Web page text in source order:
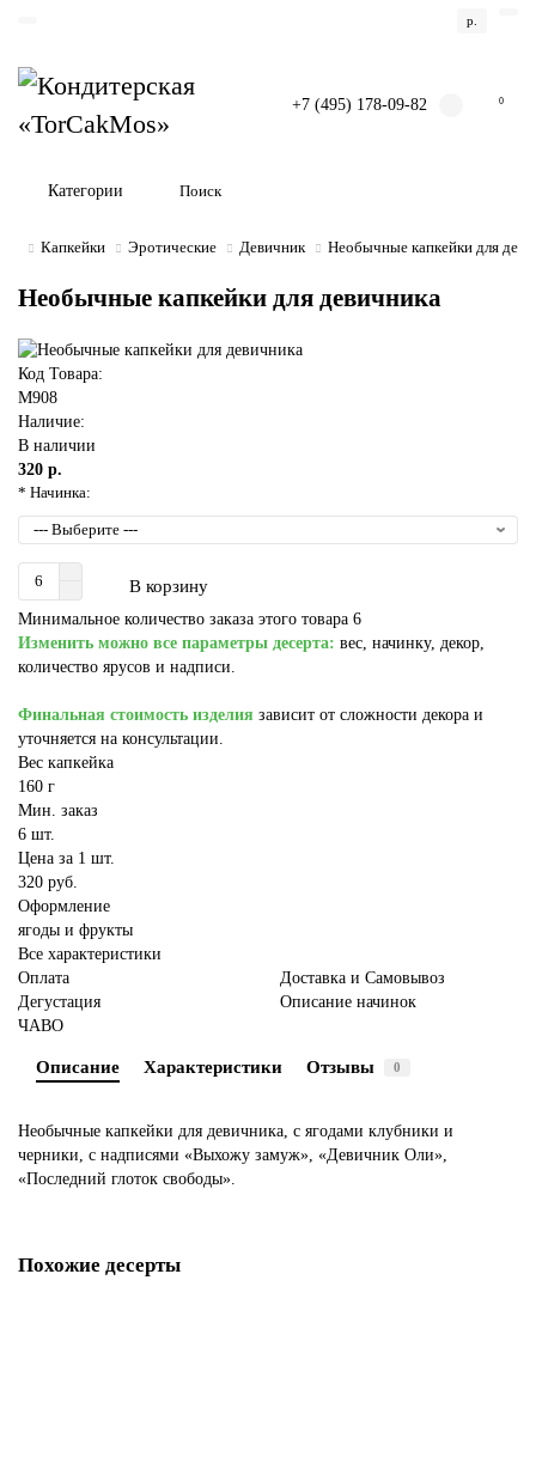
р.
+7 (495) 178-09-82 0
Категории
Капкейки Эротические Девичник Необычные капкейки для
Необычные капкейки для девичника
Код Товара:
M908
Наличие:
В наличии
320 р.
* Начинка:
В корзину
Минимальное количество заказа этого товара 6
Изменить можно все параметры десерта: вес, начинку, декор,
количество ярусов и надписи.
Финальная стоимость изделия зависит от сложности декора и
уточняется на консультации.
Вес капкейка
160 г
Мин. заказ
6 шт.
Цена за 1 шт.
320 руб.
Оформление
ягоды и фрукты
Все характеристики
Оплата
Доставка и Самовывоз
Дегустация
Описание начинок
ЧАВО
Описание Характеристики Отзывы 0
Необычные капкейки для девичника, с ягодами клубники и
черники, с надписями «Выхожу замуж», «Девичник Оли»,
«Последний глоток свободы».
Похожие десерты